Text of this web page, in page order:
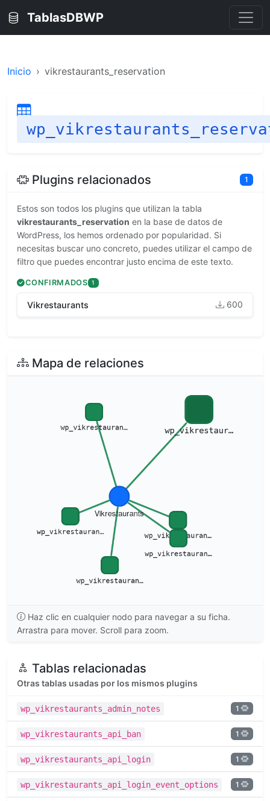
TablasDBWP
Inicio vikrestaurants_reservation
Plugins relacionados 1
Estos son todos los plugins que utilizan la tabla
vikrestaurants_reservation en la base de datos de
WordPress, los hemos ordenado por popularidad. Si
necesitas buscar uno concreto, puedes utilizar el campo de
filtro que puedes encontrar justo encima de este texto.
CONFIRMADOS 1
Vikrestaurants 600
Mapa de relaciones
Haz clic en cualquier nodo para navegar a su ficha.
Arrastra para mover. Scroll para zoom.
Tablas relacionadas
Otras tablas usadas por los mismos plugins
wp_vikrestaurants_admin_notes 1
wp_vikrestaurants_api_ban 1
wp_vikrestaurants_api_login 1
wp_vikrestaurants_api_login_event_options 1